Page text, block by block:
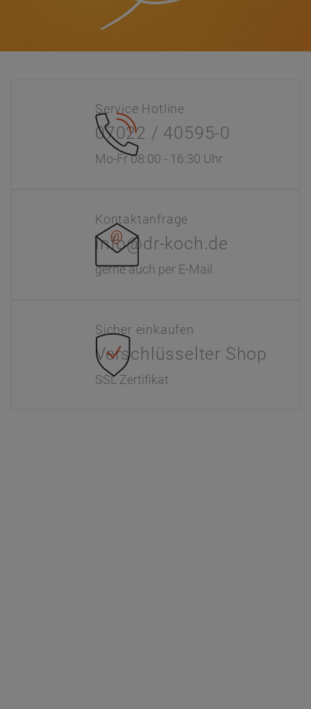
Service Hotline
07022 / 40595-0
Mo-Fr 08:00 - 16:30 Uhr
Kontaktanfrage
info@dr-koch.de
gerne auch per E-Mail
Sicher einkaufen
Verschlüsselter Shop
SSL Zertifikat